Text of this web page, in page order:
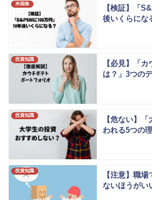
米国株
【検証】「
後いくらにな
投資知識
【必見】「
は？」3つの
投資知識
【危ない】
われる5つの
投資知識
【注意】職
ないほうがい